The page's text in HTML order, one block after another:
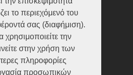
το περιεχόμενό του
σας (διαφήμιση).
χρησιμοποιείτε την
στην χρήση των
πληροφορίες
προσωπικών